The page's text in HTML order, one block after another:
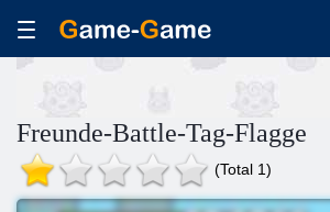
Freunde-Battle-Tag-Flagge
(Total 1)